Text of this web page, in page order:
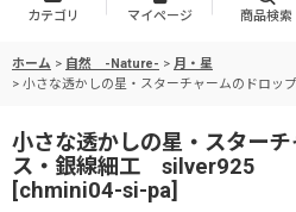
カテゴリ マイページ 商品検索
ホーム > 自然 -Nature- > 月・星
> 小さな透かしの星・スターチャームのドロ
小さな透かしの星・スター
ス・銀線細工 silver925
[chmini04-si-pa]